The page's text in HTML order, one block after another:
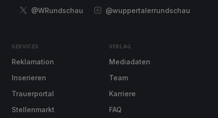
@WRundschau
@wuppertalerrundschau
SERVICES
Reklamation
Inserieren
Trauerportal
Stellenmarkt
VERLAG
Mediadaten
Team
Karriere
FAQ